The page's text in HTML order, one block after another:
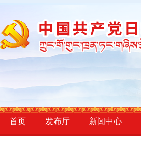
首页 发布厅 新闻中心